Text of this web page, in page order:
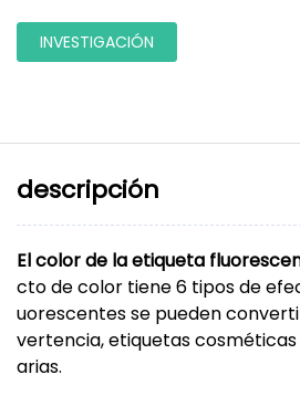
INVESTIGACIÓN
descripción
El color de la etiqueta
cto de color tiene 6 tipos de
uorescentes se pueden
vertencia, etiquetas
arias.